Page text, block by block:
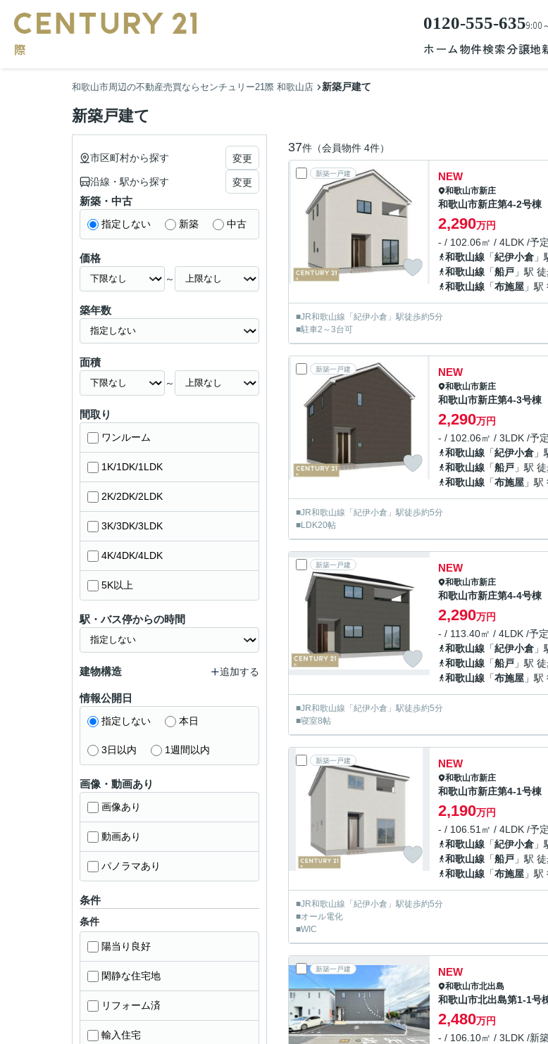
0120-555-6359:00
ホーム物件検索分譲地
和歌山市周辺の不動産売買ならセンチュリー21際 和歌山店 新築戸建て
新築戸建て
37件（会員物件 4件）
新築一戸建 NEW
和歌山市新庄
和歌山市新庄第4-2号
2,290万円
- / 102.06㎡ / 4LDK /予
和歌山線 「紀伊小倉
和歌山線 「船戸 」駅
和歌山線 「布施屋 」
■JR和歌山線「紀伊小倉」駅徒歩約5分
■駐車2～3台可
新築一戸建 NEW
和歌山市新庄
和歌山市新庄第4-3号
2,290万円
- / 102.06㎡ / 3LDK /予
和歌山線 「紀伊小倉
和歌山線 「船戸 」駅
和歌山線 「布施屋 」
■JR和歌山線「紀伊小倉」駅徒歩約5分
■LDK20帖
新築一戸建 NEW
和歌山市新庄
和歌山市新庄第4-4号
2,290万円
- / 113.40㎡ / 4LDK /予
和歌山線 「紀伊小倉
和歌山線 「船戸 」駅
和歌山線 「布施屋 」
■JR和歌山線「紀伊小倉」駅徒歩約5分
■寝室8帖
新築一戸建 NEW
和歌山市新庄
和歌山市新庄第4-1号
2,190万円
- / 106.51㎡ / 4LDK /予
和歌山線 「紀伊小倉
和歌山線 「船戸 」駅
和歌山線 「布施屋 」
■JR和歌山線「紀伊小倉」駅徒歩約5分
■オール電化
■WIC
新築一戸建 NEW
和歌山市北出島
和歌山市北出島第1-1
2,480万円
- / 106.10㎡ / 3LDK /新
市区町村から探す 変更
沿線・駅から探す 変更
新築・中古
指定しない 新築 中古
価格
～
築年数
面積
～
間取り
ワンルーム
1K/1DK/1LDK
2K/2DK/2LDK
3K/3DK/3LDK
4K/4DK/4LDK
5K以上
駅・バス停からの時間
建物構造 追加する
情報公開日
指定しない 本日
3日以内 1週間以内
画像・動画あり
画像あり
動画あり
パノラマあり
条件
条件
陽当り良好
閑静な住宅地
リフォーム済
輸入住宅